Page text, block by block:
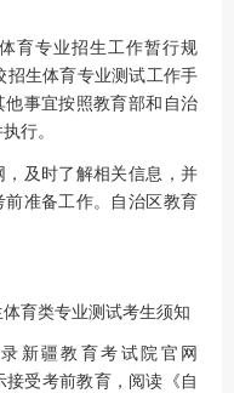
专业招生工作暂行规
招生体育专业测试工作手
事宜按照教育部和自治
行。
及时了解相关信息，并
准备工作。自治区教育
育类专业测试考生须知
疆教育考试院官网
接受考前教育，阅读《自